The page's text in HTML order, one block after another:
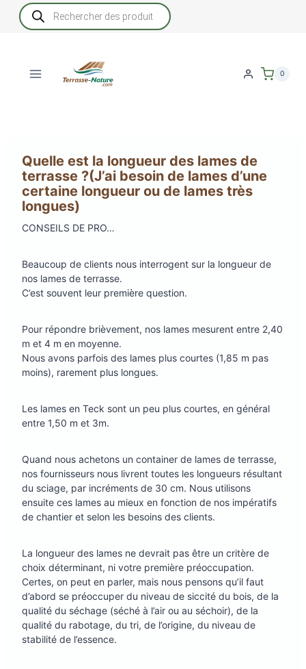
Recherche
de
produits
0
Quelle est la longueur des lames de
terrasse ?(J’ai besoin de lames d’une
certaine longueur ou de lames très
longues)
CONSEILS DE PRO…
Beaucoup de clients nous interrogent sur la longueur de
nos lames de terrasse.
C’est souvent leur première question.
Pour répondre brièvement, nos lames mesurent entre 2,40
m et 4 m en moyenne.
Nous avons parfois des lames plus courtes (1,85 m pas
moins), rarement plus longues.
Les lames en Teck sont un peu plus courtes, en général
entre 1,50 m et 3m.
Quand nous achetons un container de lames de terrasse,
nos fournisseurs nous livrent toutes les longueurs résultant
du sciage, par incréments de 30 cm. Nous utilisons
ensuite ces lames au mieux en fonction de nos impératifs
de chantier et selon les besoins des clients.
La longueur des lames ne devrait pas être un critère de
choix déterminant, ni votre première préoccupation.
Certes, on peut en parler, mais nous pensons qu’il faut
d’abord se préoccuper du niveau de siccité du bois, de la
qualité du séchage (séché à l’air ou au séchoir), de la
qualité du rabotage, du tri, de l’origine, du niveau de
stabilité de l’essence.